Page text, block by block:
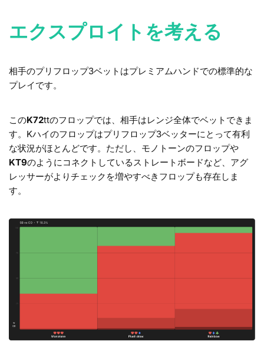
エクスプロイトを考える
相手のプリフロップ3ベットはプレミアムハンドでの標準的な
プレイです。
このK72ttのフロップでは、相手はレンジ全体でベットできま
す。Kハイのフロップはプリフロップ3ベッターにとって有利
な状況がほとんどです。ただし、モノトーンのフロップや
KT9のようにコネクトしているストレートボードなど、アグ
レッサーがよりチェックを増やすべきフロップも存在しま
す。